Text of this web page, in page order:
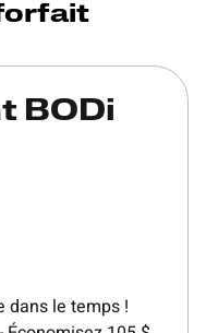
BODi
dans le temps !